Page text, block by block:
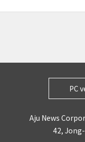
PC
Aju News
42,